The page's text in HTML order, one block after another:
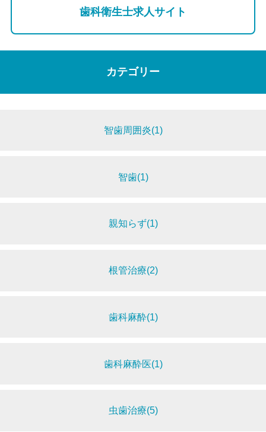
歯科衛生士求人サイト
カテゴリー
智歯周囲炎(1)
智歯(1)
親知らず(1)
根管治療(2)
歯科麻酔(1)
歯科麻酔医(1)
虫歯治療(5)